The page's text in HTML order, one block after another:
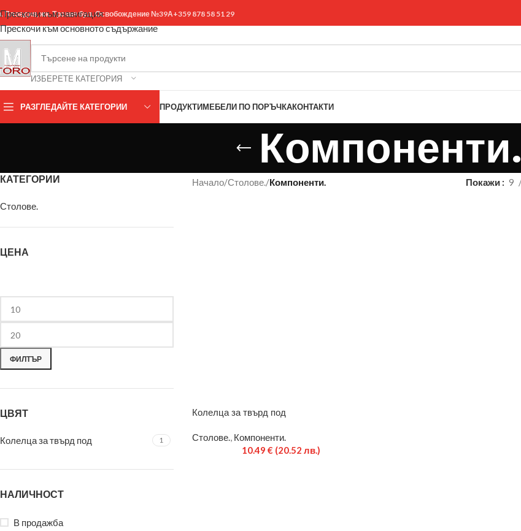
Прескочи към навигация
Прескочи към основното съдържание
Пловдив, жк. Тракия бул. Освобождение №39А+359 878 58 51 29
ИЗБЕРЕТЕ КАТЕГОРИЯ
РАЗГЛЕДАЙТЕ КАТЕГОРИИ ПРОДУКТИМЕБЕЛИ ПО ПОРЪЧКАКОНТАКТИ
Компоненти.
КАТЕГОРИИ
Столове.
ЦЕНА
ФИЛТЪР
ЦВЯТ
Колелца за твърд под 1
НАЛИЧНОСТ
В продажба
Начало/Столове./Компоненти. Покажи 9
Колелца за твърд под
Столове., Компоненти.
10.49 € (20.52 лв.)